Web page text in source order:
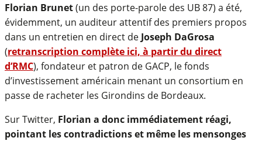
Florian Brunet(un des porte-parole des UB 87) a été,
évidemment, un auditeur attentif des premiers propos
dans un entretien en direct de Joseph DaGrosa
(retranscription complète ici, à partir du direct
d’RMC), fondateur et patron de GACP, le fonds
d’investissement américain menant un consortium en
passe de racheter les Girondins de Bordeaux.
Sur Twitter, Florian a donc immédiatement réagi,
pointant les contradictions et même les mensonges